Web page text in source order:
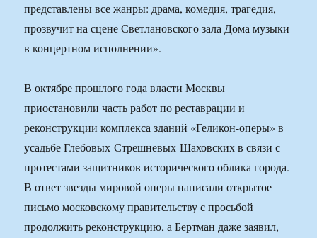
представлены все жанры: драма, комедия, трагедия,
прозвучит на сцене Светлановского зала Дома музыки
в концертном исполнении».
В октябре прошлого года власти Москвы
приостановили часть работ по реставрации и
реконструкции комплекса зданий «Геликон-оперы» в
усадьбе Глебовых-Стрешневых-Шаховских в связи с
протестами защитников исторического облика города.
В ответ звезды мировой оперы написали открытое
письмо московскому правительству с просьбой
продолжить реконструкцию, а Бертман даже заявил,